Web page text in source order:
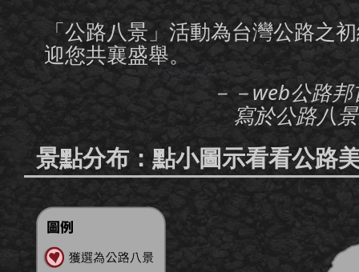
「公路八景」活動為台灣公路之
迎您共襄盛舉。
－－web公路
寫於公路八
景點分布：點小圖示看看公路